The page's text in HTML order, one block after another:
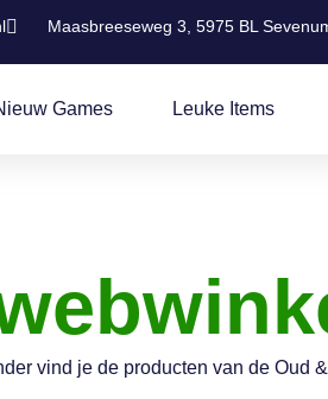
Maasbreeseweg 3, 5975 BL
Games Leuke Items
vind je de producten van de Oud